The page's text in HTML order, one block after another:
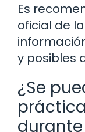
Es
oficial de
y posibles
¿Se